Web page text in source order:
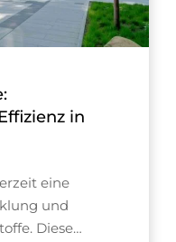
in
eine
und
Diese…